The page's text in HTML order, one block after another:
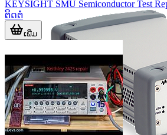
KEYSIGHT SMU Semiconductor Test
ຕິດຕໍ່
ເພີ່ມ